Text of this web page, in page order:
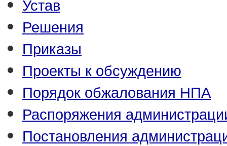
Устав
Решения
Приказы
Проекты к обсуждению
Порядок обжалования НПА
Распоряжения
Постановления